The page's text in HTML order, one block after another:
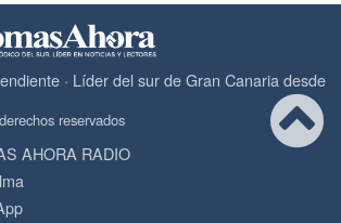
· Líder del sur de Gran Canaria desde
reservados
AHORA RADIO